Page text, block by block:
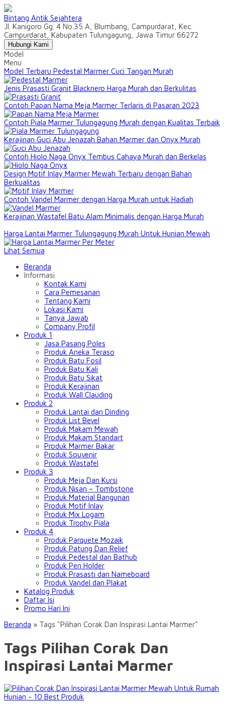
Bintang Antik Sejahtera
Jl. Kanigoro Gg. 4 No.35 A, Blumbang, Campurdarat, Kec.
Campurdarat, Kabupaten Tulungagung, Jawa Timur 66272
Hubungi Kami
Model
Menu
Model Terbaru Pedestal Marmer Cuci Tangan Murah
Jenis Prasasti Granit Blacknero Harga Murah dan Berkulitas
Contoh Papan Nama Meja Marmer Terlaris di Pasaran 2023
Contoh Piala Marmer Tulungagung Murah dengan Kualitas Terbaik
Kerajinan Guci Abu Jenazah Bahan Marmer dan Onyx Murah
Contoh Hiolo Naga Onyx Tembus Cahaya Murah dan Berkelas
Design Motif Inlay Marmer Mewah Terbaru dengan Bahan
Berkualitas
Contoh Vandel Marmer dengan Harga Murah untuk Hadiah
Kerajinan Wastafel Batu Alam Minimalis dengan Harga Murah
Harga Lantai Marmer Tulungagung Murah Untuk Hunian Mewah
Lihat Semua
Beranda
Informasi
Kontak Kami
Cara Pemesanan
Tentang Kami
Lokasi Kami
Tanya Jawab
Company Profil
Produk 1
Jasa Pasang Poles
Produk Aneka Teraso
Produk Batu Fosil
Produk Batu Kali
Produk Batu Sikat
Produk Kerajinan
Produk Wall Clauding
Produk 2
Produk Lantai dan Dinding
Produk List Bevel
Produk Makam Mewah
Produk Makam Standart
Produk Marmer Bakar
Produk Souvenir
Produk Wastafel
Produk 3
Produk Meja Dan Kursi
Produk Nisan – Tombstone
Produk Material Bangunan
Produk Motif Inlay
Produk Mix Logam
Produk Trophy Piala
Produk 4
Produk Parquete Mozaik
Produk Patung Dan Relief
Produk Pedestal dan Bathub
Produk Pen Holder
Produk Prasasti dan Nameboard
Produk Vandel dan Plakat
Katalog Produk
Daftar Isi
Promo Hari Ini
Beranda » Tags "Pilihan Corak Dan Inspirasi Lantai Marmer"
Tags Pilihan Corak Dan
Inspirasi Lantai Marmer